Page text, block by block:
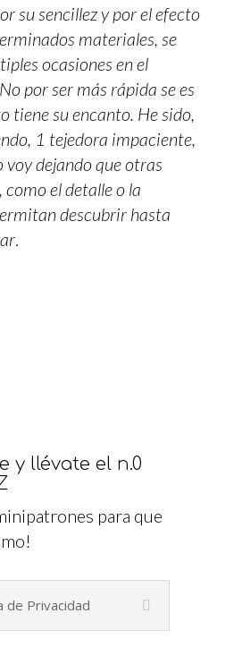
su sencillez y por el efecto
materiales, se
ocasiones en el
por ser más rápida se es
tiene su encanto. He sido,
1 tejedora impaciente,
voy dejando que otras
el detalle o la
descubrir hasta
.
y llévate el n.0
para que
de Privacidad